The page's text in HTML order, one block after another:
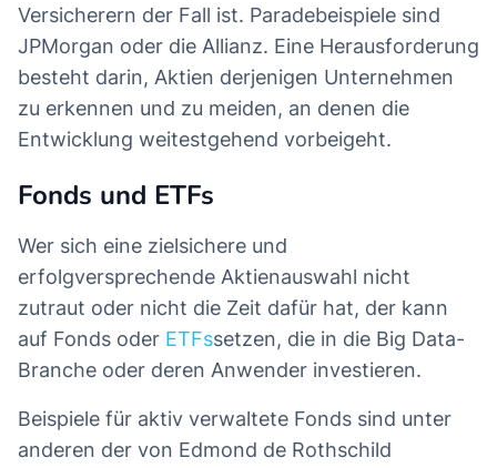
Versicherern der Fall ist. Paradebeispiele sind
JPMorgan oder die Allianz. Eine Herausforderung
besteht darin, Aktien derjenigen Unternehmen
zu erkennen und zu meiden, an denen die
Entwicklung weitestgehend vorbeigeht.
Fonds und ETFs
Wer sich eine zielsichere und
erfolgversprechende Aktienauswahl nicht
zutraut oder nicht die Zeit dafür hat, der kann
auf Fonds oder ETFssetzen, die in die Big Data-
Branche oder deren Anwender investieren.
Beispiele für aktiv verwaltete Fonds sind unter
anderen der von Edmond de Rothschild